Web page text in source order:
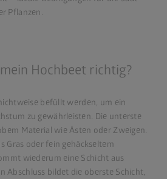
Pflanzen.
Hochbeet richtig?
befüllt werden, um ein
zu gewährleisten. Die unterste
Material wie Ästen oder Zweigen.
Gras oder fein gehäckseltem
wiederum eine Schicht aus
Abschluss bildet die oberste Schicht,